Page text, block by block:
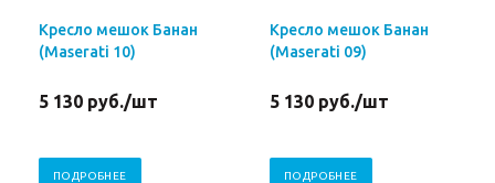
Кресло мешок Банан
(Maserati 10)
5 130 руб./шт
ПОДРОБНЕЕ
Кресло мешок Банан
(Maserati 09)
5 130 руб./шт
ПОДРОБНЕЕ